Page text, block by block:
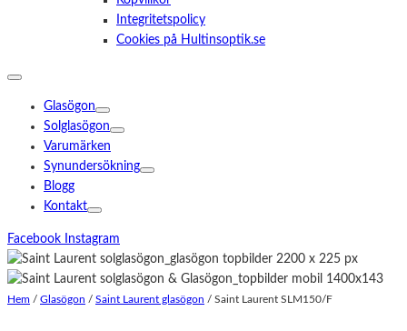
Integritetspolicy
Cookies på Hultinsoptik.se
Glasögon
Solglasögon
Varumärken
Synundersökning
Blogg
Kontakt
Facebook Instagram
Hem / Glasögon / Saint Laurent glasögon / Saint Laurent SLM150/F